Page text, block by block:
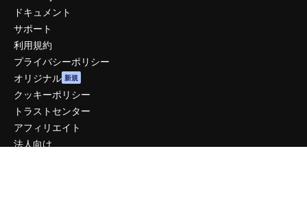
ドキュメント
サポート
利用規約
プライバシーポリシー
オリジナル 新規
クッキーポリシー
トラストセンター
アフィリエイト
法人向け